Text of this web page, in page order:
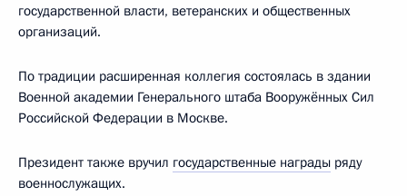
государственной власти, ветеранских и общественных
организаций.
По традиции расширенная коллегия состоялась в здании
Военной академии Генерального штаба Вооружённых Сил
Российской Федерации в Москве.
Президент также вручил государственные награды ряду
военнослужащих.